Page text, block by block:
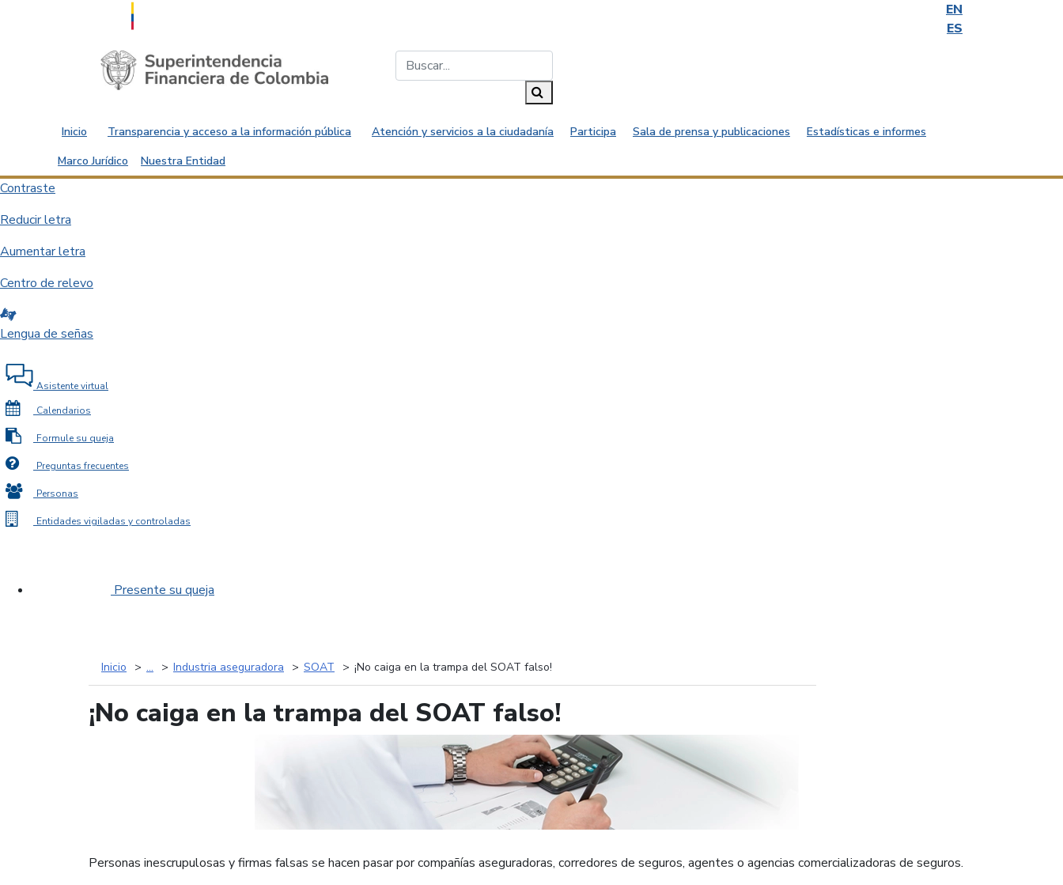
EN
ES
Saltar al contenido principal
Inicio Transparencia y acceso a la información pública Atención y servicios a la ciudadanía Participa Sala de prensa y publicaciones
Estadísticas e informes
Marco Jurídico
Nuestra Entidad
Contraste
Reducir letra
Aumentar letra
Centro de relevo
Lengua de señas
Asistente virtual
Calendarios
Formule su queja
Preguntas frecuentes
Personas
Entidades vigiladas y controladas
Presente su queja
Inicio ... Industria aseguradora SOAT ¡No caiga en la trampa del SOAT falso!
¡No caiga en la trampa del SOAT falso!
Personas inescrupulosas y firmas falsas se hacen pasar por compañías aseguradoras, corredores de seguros, agentes o agencias comercializadoras de seguros.